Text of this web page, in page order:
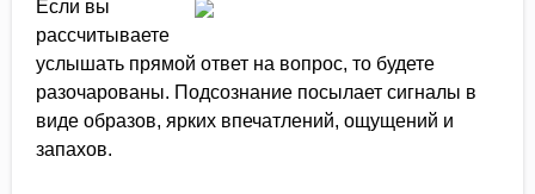
Если вы
рассчитываете
услышать прямой ответ на вопрос, то будете
разочарованы. Подсознание посылает сигналы в
виде образов, ярких впечатлений, ощущений и
запахов.